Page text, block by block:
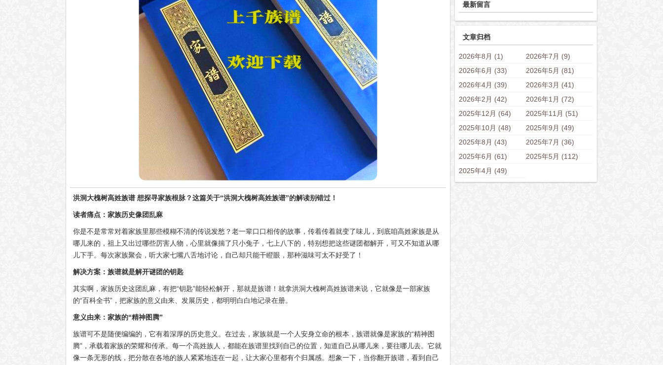
洪洞大槐树高姓族谱 想探寻家族根脉？这篇关于“洪洞大槐树高姓族谱”的解读别错过！
读者痛点：家族历史像团乱麻
你是不是常常对着家族里那些模糊不清的传说发愁？老一辈口口相传的故事，传着传着就变了味儿，到底咱高姓家族是从
哪儿来的，祖上又出过哪些厉害人物，心里就像揣了只小兔子，七上八下的，特别想把这些谜团都解开，可又不知道从哪
儿下手。每次家族聚会，听大家七嘴八舌地讨论，自己却只能干瞪眼，那种滋味可太不好受了！
解决方案：族谱就是解开谜团的钥匙
其实啊，家族历史这团乱麻，有把“钥匙”能轻松解开，那就是族谱！就拿洪洞大槐树高姓族谱来说，它就像是一部家族
的“百科全书”，把家族的意义由来、发展历史，都明明白白地记录在册。
意义由来：家族的“精神图腾”
族谱可不是随便编编的，它有着深厚的历史意义。在过去，家族就是一个人安身立命的根本，族谱就像是家族的“精神图
腾”，承载着家族的荣耀和传承。每一个高姓族人，都能在族谱里找到自己的位置，知道自己从哪儿来，要往哪儿去。它就
像一条无形的线，把分散在各地的族人紧紧地连在一起，让大家心里都有个归属感。想象一下，当你翻开族谱，看到自己
最新留言
文章归档
2026年8月 (1)
2026年7月 (9)
2026年6月 (33)
2026年5月 (81)
2026年4月 (39)
2026年3月 (41)
2026年2月 (42)
2026年1月 (72)
2025年12月 (64)
2025年11月 (51)
2025年10月 (48)
2025年9月 (49)
2025年8月 (43)
2025年7月 (36)
2025年6月 (61)
2025年5月 (112)
2025年4月 (49)